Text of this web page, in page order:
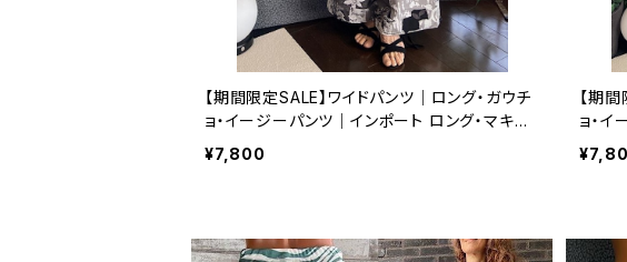
【期間限定SALE】ワイドパンツ｜ロング・ガウチ
ョ・イージーパンツ｜インポート ロング・マキシ
丈 パンツ｜グレーフラワー
¥7,800
【期
ョ・
丈 パ